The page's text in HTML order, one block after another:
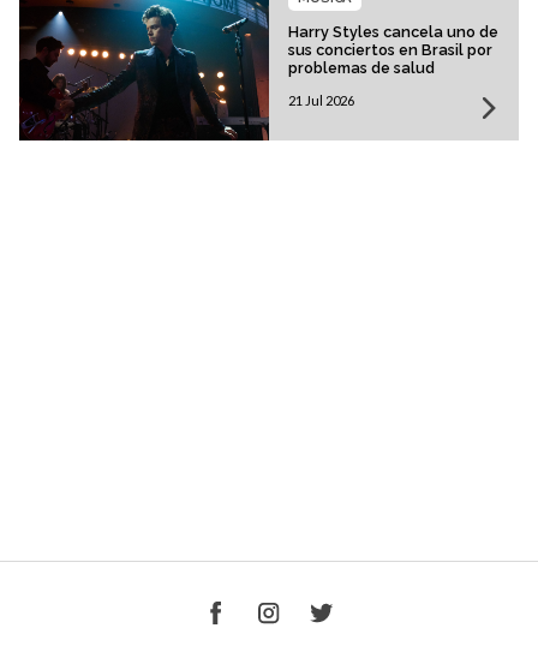
Harry Styles cancela uno de
sus conciertos en Brasil por
problemas de salud
21 Jul 2026